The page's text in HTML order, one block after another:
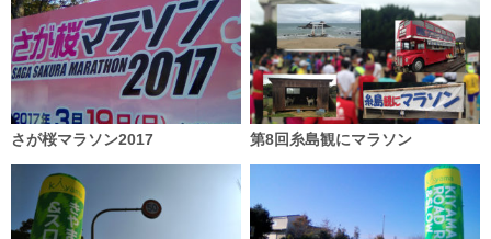
さが桜マラソン2017 第8回糸島観にマラソン